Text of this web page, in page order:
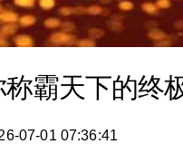
霸天下的终
07-01 07:36:41